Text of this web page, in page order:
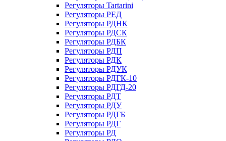
Регуляторы Tartarini
Регуляторы РЕД
Регуляторы РДНК
Регуляторы РДСК
Регуляторы РДБК
Регуляторы РДП
Регуляторы РДК
Регуляторы РДУК
Регуляторы РДГК-10
Регуляторы РДГД-20
Регуляторы РДТ
Регуляторы РДУ
Регуляторы РДГБ
Регуляторы РДГ
Регуляторы РД